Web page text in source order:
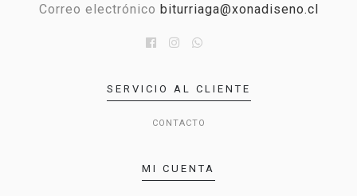
Correo electrónico biturriaga@xonadiseno.cl
SERVICIO AL CLIENTE
CONTACTO
MI CUENTA